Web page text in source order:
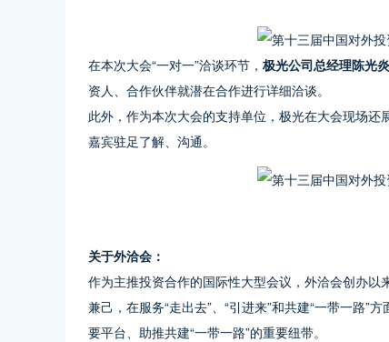
在本次大会“一对一”洽谈环节， 极光公司总经理陈光
资人、合作伙伴就潜在合作进行详细洽谈。
此外，作为本次大会的支持单位，极光在大会现场
嘉宾驻足了解、沟通。
关于外洽会：
作为主推投资合作的国际性大型会议，外洽会创办
兼己，在服务“走出去”、“引进来”和共建“一带一路”
要平台、助推共建“一带一路”的重要纽带。